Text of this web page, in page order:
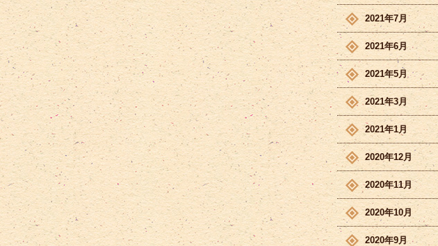
2021年7月
2021年6月
2021年5月
2021年3月
2021年1月
2020年12月
2020年11月
2020年10月
2020年9月